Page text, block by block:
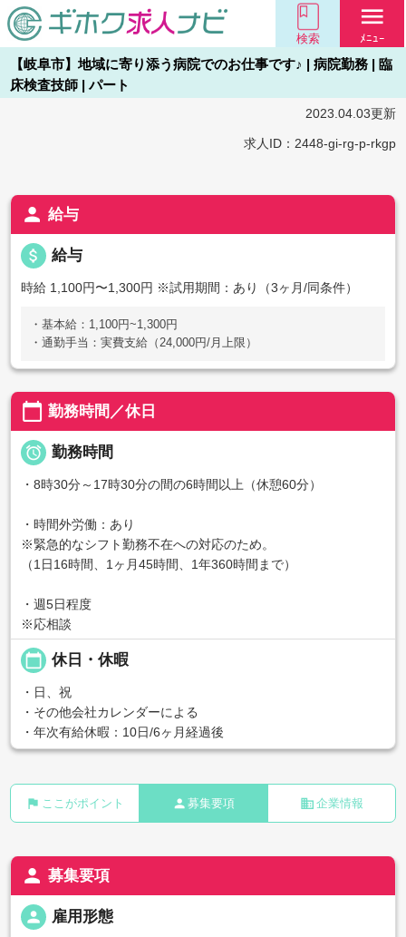
検索
menu
ﾒﾆｭｰ
【岐阜市】地域に寄り添う病院でのお仕事です♪ | 病院勤務 | 臨
床検査技師 | パート
2023.04.03更新
求人ID：2448-gi-rg-p-rkgp
person 給与
attach_money 給与
時給 1,100円〜1,300円 ※試用期間：あり（3ヶ月/同条件）
・基本給：1,100円~1,300円
・通勤手当：実費支給（24,000円/月上限）
calendar_today 勤務時間／休日
 勤務時間
・8時30分～17時30分の間の6時間以上（休憩60分）
・時間外労働：あり
※緊急的なシフト勤務不在への対応のため。
（1日16時間、1ヶ月45時間、1年360時間まで）
・週5日程度
※応相談
calendar_today 休日・休暇
・日、祝
・その他会社カレンダーによる
・年次有給休暇：10日/6ヶ月経過後
flag ここがポイント person 募集要項 business 企業情報
person 募集要項
person 雇用形態